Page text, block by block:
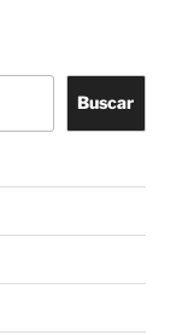
Buscar